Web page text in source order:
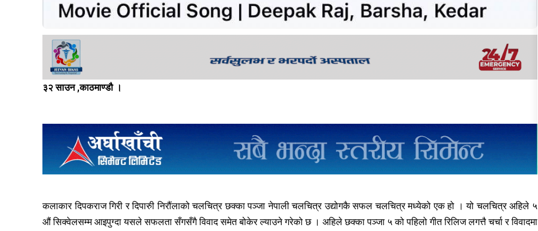
३२ साउन ,काठमाण्डौ ।
कलाकार दिपकराज गिरी र दिपारुी निरौंलाको चलचित्र छक्का पञ्जा नेपाली चलचित्र उद्योगकै सफल चलचित्र मध्येको एक हो । यो चलचित्र अहिले ५
औं सिक्वेलसम्म आइपुग्दा यसले सफलता सँगसँगै विवाद समेत बोकेर ल्याउने गरेको छ । अहिले छक्का पञ्जा ५ को पहिलो गीत रिलिज लगत्तै चर्चा र विवादमा